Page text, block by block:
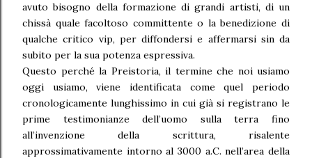
avuto bisogno della formazione di grandi artisti, di un
chissà quale facoltoso committente o la benedizione di
qualche critico vip, per diffondersi e affermarsi sin da
subito per la sua potenza espressiva.
Questo perché la Preistoria, il termine che noi usiamo
oggi usiamo, viene identificata come quel periodo
cronologicamente lunghissimo in cui già si registrano le
prime testimonianze dell’uomo sulla terra fino
all’invenzione della scrittura, risalente
approssimativamente intorno al 3000 a.C. nell’area della